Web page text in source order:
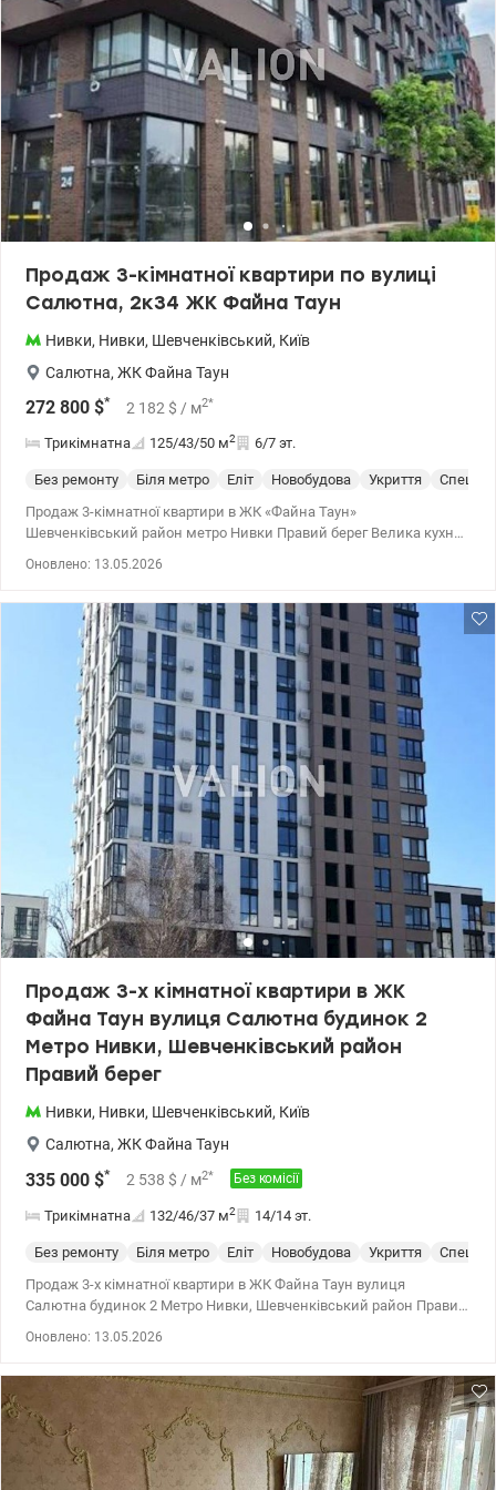
Продаж 3-кімнатної квартири по вулиці
Салютна, 2к34 ЖК Файна Таун
Нивки, Нивки, Шевченківський, Київ
Салютна, ЖК Файна Таун
272 800 $* 2 182 $ / м2*
Трикімнатна 125/43/50 м2 6/7 эт.
Без ремонту Біля метро Еліт Новобудова Укриття
Продаж 3-кімнатної квартири в ЖК «Файна Таун»
Шевченківський район метро Нивки Правий берег Велика кухня-
Спальні: 14,1 м², 14,3 м² та 14,8 м² 6 поверх із 7. Зручне
розташування в центрі комплексу, покращена вхідна група
(файна PLUS), близьке розташування з паркінгом та спортивною
зоною. Концепція ЖК Файна Таун - це місто в місті, цілодобова
охорона, відеоспостереження, закрита територія комплексу та
концепція двір без машин. На території чудово розвинена
інфраструктура: різноманітні спортивні зони, зона BBQ, гімназія
А+ та торговий центр. Вже відкрито два літні басейни для
дорослих та дітей. Серце комплексу – це наш Променад –
повністю безавтомобільна, пішохідна алея довжиною три
кілометри з велодоріжкою, різноманітними дитячими зонами,
площею з озером, арт-об'єктами та навіть пішохідним містком.
До найближчих станцій метро Нивки їхати 5 хв на машині та
громадському транспорті, а до центру 15 хв. Ціна: 272800 у.о.
Валентина 0977893310 valion.ua/1132263
Оновлено: 13.05.2026
Продаж 3-х кімнатної квартири в ЖК
Файна Таун вулиця Салютна будинок 2
Метро Нивки, Шевченківський район
Правий берег
Нивки, Нивки, Шевченківський, Київ
Салютна, ЖК Файна Таун
335 000 $* 2 538 $ / м2* Без комісії
Трикімнатна 132/46/37 м2 14/14 эт.
Без ремонту Біля метро Еліт Новобудова Укриття
Продаж 3-х кімнатної квартири в ЖК Файна Таун вулиця
Салютна будинок 2 Метро Нивки, Шевченківський район Правий
гардеробні кімнати. Житловий комплекс комфорт-класу. Файна
Таун» – житловий комплекс, що споруджується за проєктом,
метою якого є створення заповненого простором і сонячним
світлом відкритого кварталу з комфортним середовищем для
проживання. Різна поверховість будинків і ретельно прораховані
Оновлено: 13.05.2026